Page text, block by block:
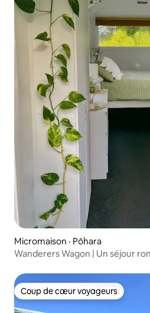
Micromaison · Pōhara
Wanderers Wagon | Un séjour
Coup de cœur voyageurs
Coup de cœur voyageurs